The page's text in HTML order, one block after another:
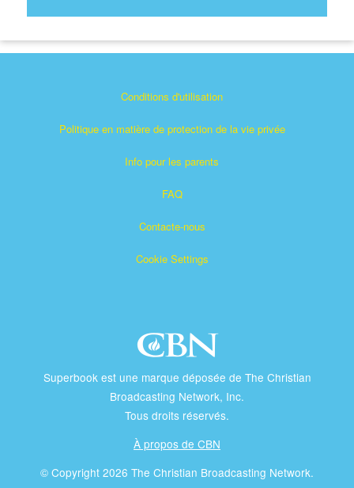
Conditions d'utilisation
Politique en matière de protection de la vie privée
Info pour les parents
FAQ
Contacte-nous
Cookie Settings
Superbook est une marque déposée de The Christian
Broadcasting Network, Inc.
Tous droits réservés.
À propos de CBN
© Copyright 2026 The Christian Broadcasting Network.